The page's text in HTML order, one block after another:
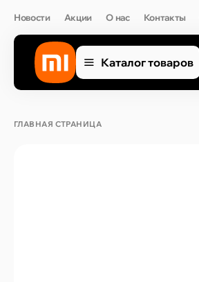
Новости Акции О нас Контакты
Каталог товаров
ГЛАВНАЯ СТРАНИЦА